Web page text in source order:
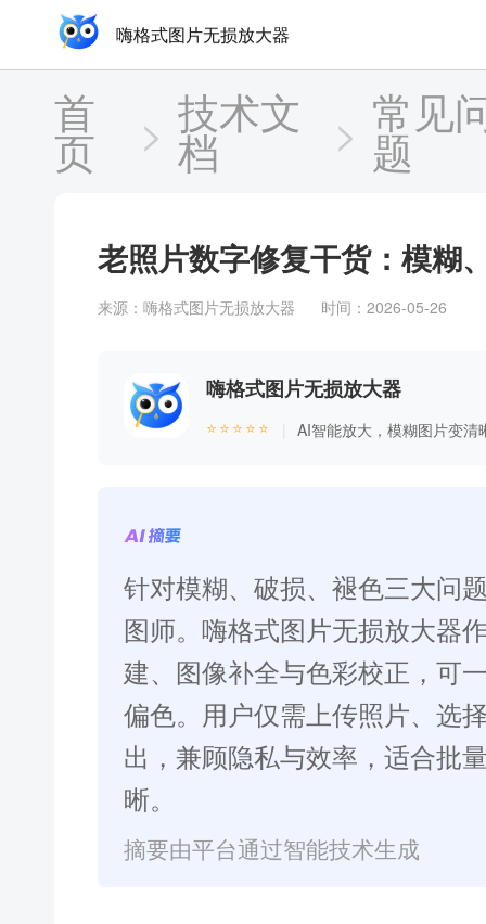
嗨格式图片无损放大器
首
页 > 技术文
档 > 常见
题
老照片数字修复干货：模糊
来源： 嗨格式图片无损放大器 时间：2026-05-26
嗨格式图片无损放大器
⭐⭐⭐⭐⭐ AI智能放大，模糊图片变清
针对模糊、破损、褪色三大问
图师。嗨格式图片无损放大器
建、图像补全与色彩校正，可
偏色。用户仅需上传照片、选
出，兼顾隐私与效率，适合批
晰。
摘要由平台通过智能技术生成